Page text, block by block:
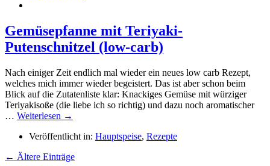
Gemüsepfanne mit Teriyaki-
Putenschnitzel (low-carb)
Nach einiger Zeit endlich mal wieder ein neues low carb Rezept,
welches mich immer wieder begeistert. Das ist aber schon beim
Blick auf die Zutatenliste klar: Knackiges Gemüse mit würziger
Teriyakisoße (die liebe ich so richtig) und dazu noch aromatischer
… Weiterlesen →
Veröffentlicht in: Hauptspeise, Rezepte
← Ältere Einträge